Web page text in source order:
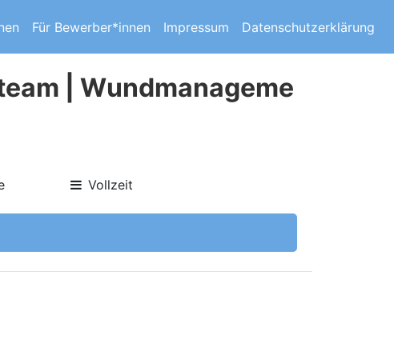
Für Bewerber*innen Impressum Datenschutzerklärung
| Wundmanageme
Vollzeit